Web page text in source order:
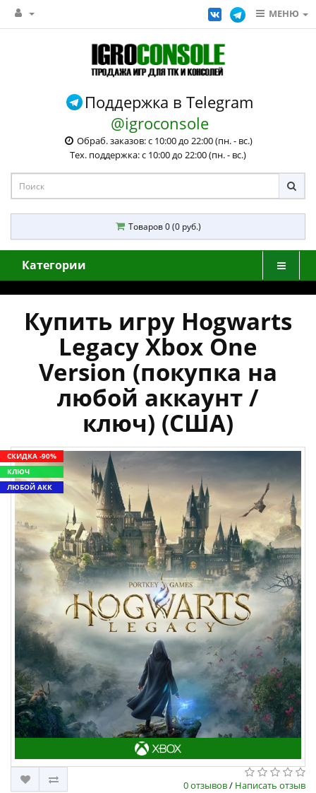
МЕНЮ
Поддержка в Telegram
@igroconsole
Обраб. заказов: с 10:00 до 22:00 (пн. - вс.)
Тех. поддержка: с 10:00 до 22:00 (пн. - вс.)
Товаров 0 (0 руб.)
Категории
Купить игру Hogwarts
Legacy Xbox One
Version (покупка на
любой аккаунт /
ключ) (США)
СКИДКА -90%
КЛЮЧ
ЛЮБОЙ АКК
0 отзывов/ Написать отзыв